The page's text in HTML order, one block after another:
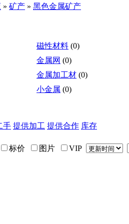
» 矿产 » 黑色金属矿产
磁性材料 (0)
金属网 (0)
金属加工材 (0)
小金属 (0)
手 提供加工 提供合作 库存
标价 图片 VIP